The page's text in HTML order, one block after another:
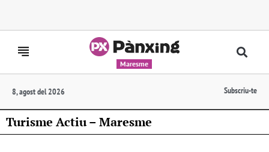
Maresme
8, agost del 2026 Subscriu-te
Turisme Actiu – Maresme